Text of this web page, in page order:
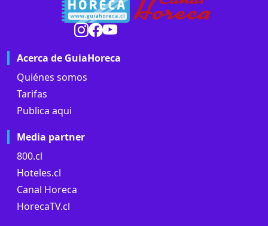
Acerca de GuiaHoreca
Quiénes somos
Tarifas
Publica aqui
Media partner
800.cl
Hoteles.cl
Canal Horeca
HorecaTV.cl